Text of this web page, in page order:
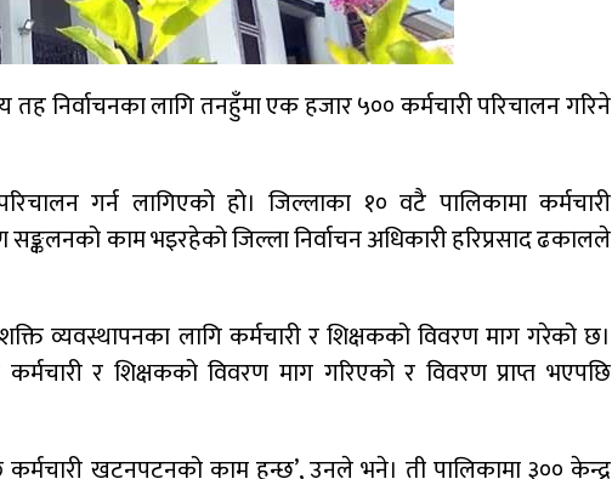
निर्वाचनका लागि तनहुँमा एक हजार ५०० कर्मचारी परिचालन गरिने
गर्न लागिएको हो। जिल्लाका १० वटै पालिकामा कर्मचारी
काम भइरहेको जिल्ला निर्वाचन अधिकारी हरिप्रसाद ढकालले
व्यवस्थापनका लागि कर्मचारी र शिक्षकको विवरण माग गरेको छ।
कर्मचारी र शिक्षकको विवरण माग गरिएको र विवरण प्राप्त भएपछि